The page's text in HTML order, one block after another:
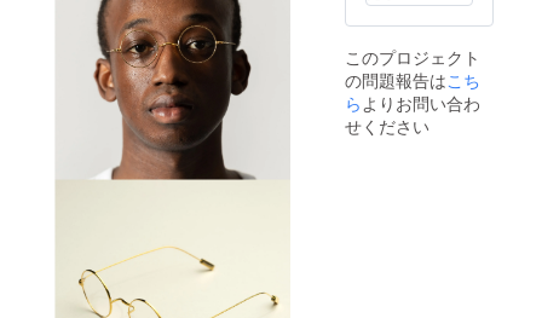
すが、
多少前
可能性
がござ
いま
す。
がござ
（ロ
ゴ・認
証マー
クの記
載な
BOOKA
HPをご
確認く
ださ
い。 ※
提供時
このプロジェクト
の問題報告はこち
ら よりお問い合わ
せください